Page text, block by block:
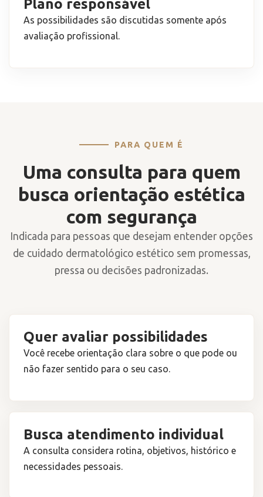
Plano responsável
As possibilidades são discutidas somente após
avaliação profissional.
PARA QUEM É
Uma consulta para quem
busca orientação estética
com segurança
Indicada para pessoas que desejam entender opções
de cuidado dermatológico estético sem promessas,
pressa ou decisões padronizadas.
Quer avaliar possibilidades
Você recebe orientação clara sobre o que pode ou
não fazer sentido para o seu caso.
Busca atendimento individual
A consulta considera rotina, objetivos, histórico e
necessidades pessoais.